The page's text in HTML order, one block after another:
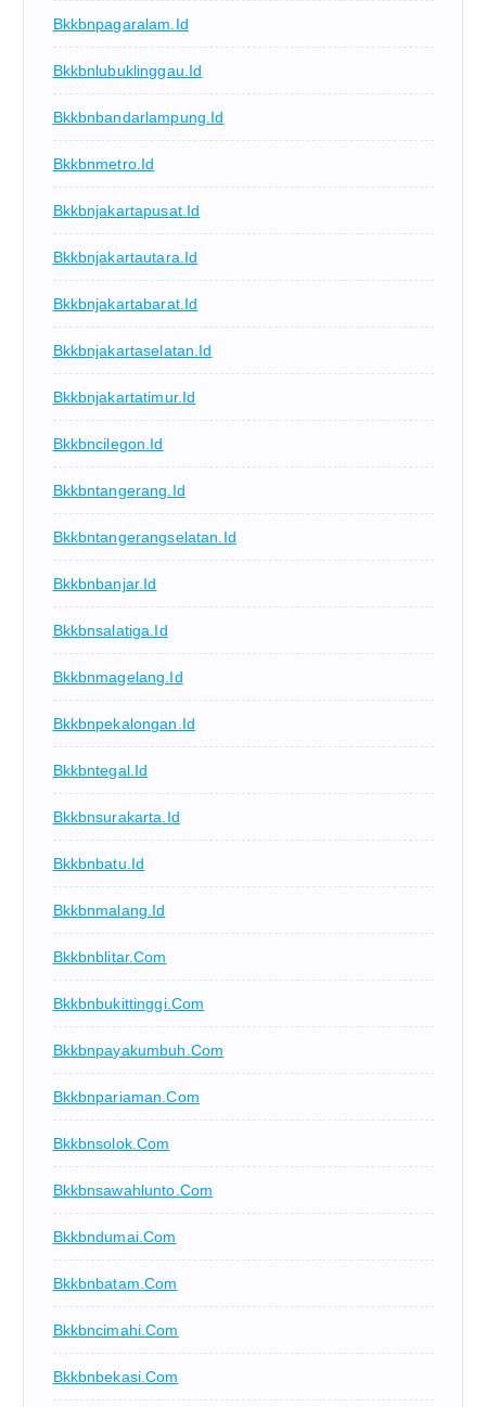
Bkkbnpagaralam.id
Bkkbnlubuklinggau.id
Bkkbnbandarlampung.id
Bkkbnmetro.id
Bkkbnjakartapusat.id
Bkkbnjakartautara.id
Bkkbnjakartabarat.id
Bkkbnjakartaselatan.id
Bkkbnjakartatimur.id
Bkkbncilegon.id
Bkkbntangerang.id
Bkkbntangerangselatan.id
Bkkbnbanjar.id
Bkkbnsalatiga.id
Bkkbnmagelang.id
Bkkbnpekalongan.id
Bkkbntegal.id
Bkkbnsurakarta.id
Bkkbnbatu.id
Bkkbnmalang.id
Bkkbnblitar.com
Bkkbnbukittinggi.com
Bkkbnpayakumbuh.com
Bkkbnpariaman.com
Bkkbnsolok.com
Bkkbnsawahlunto.com
Bkkbndumai.com
Bkkbnbatam.com
Bkkbncimahi.com
Bkkbnbekasi.com